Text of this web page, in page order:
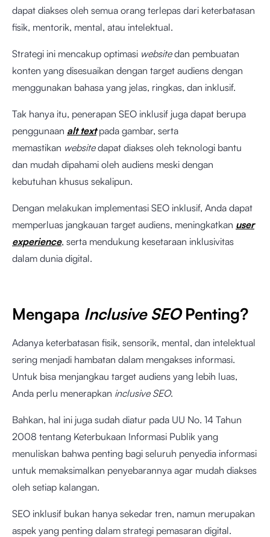
dapat diakses oleh semua orang terlepas dari keterbatasan
fisik, mentorik, mental, atau intelektual.
Strategi ini mencakup optimasi websitedan pembuatan
konten yang disesuaikan dengan target audiens dengan
menggunakan bahasa yang jelas, ringkas, dan inklusif.
Tak hanya itu, penerapan SEO inklusif juga dapat berupa
penggunaan alt textpada gambar, serta
memastikan websitedapat diakses oleh teknologi bantu
dan mudah dipahami oleh audiens meski dengan
kebutuhan khusus sekalipun.
Dengan melakukan implementasi SEO inklusif, Anda dapat
memperluas jangkauan target audiens, meningkatkan user
experience, serta mendukung kesetaraan inklusivitas
dalam dunia digital.
Mengapa Inclusive SEOPenting?
Adanya keterbatasan fisik, sensorik, mental, dan intelektual
sering menjadi hambatan dalam mengakses informasi.
Untuk bisa menjangkau target audiens yang lebih luas,
Anda perlu menerapkan inclusive SEO.
Bahkan, hal ini juga sudah diatur pada UU No. 14 Tahun
2008 tentang Keterbukaan Informasi Publik yang
menuliskan bahwa penting bagi seluruh penyedia informasi
untuk memaksimalkan penyebarannya agar mudah diakses
oleh setiap kalangan.
SEO inklusif bukan hanya sekedar tren, namun merupakan
aspek yang penting dalam strategi pemasaran digital.